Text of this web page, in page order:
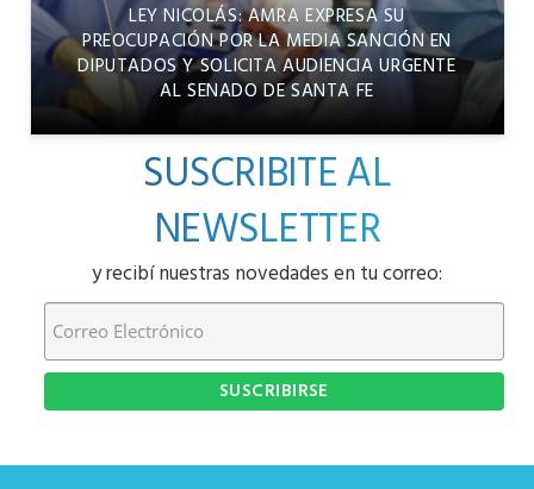
LEY NICOLÁS: AMRA EXPRESA SU
PREOCUPACIÓN POR LA MEDIA SANCIÓN EN
DIPUTADOS Y SOLICITA AUDIENCIA URGENTE
AL SENADO DE SANTA FE
SUSCRIBITE AL
NEWSLETTER
y recibí nuestras novedades en tu correo: